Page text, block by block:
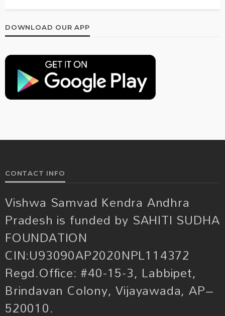
DOWNLOAD OUR APP
CONTACT INFO
Vishwa Samvad Kendra Andhra
Pradesh is funded by SAHITI SUDHA
FOUNDATION
CIN:U93090AP2020NPL114372
Regd.Office: #40-15-3, Labbipet,
Brindavan Colony, Vijayawada, AP–
520010.